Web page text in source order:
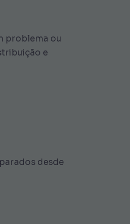
problema ou
e
desde